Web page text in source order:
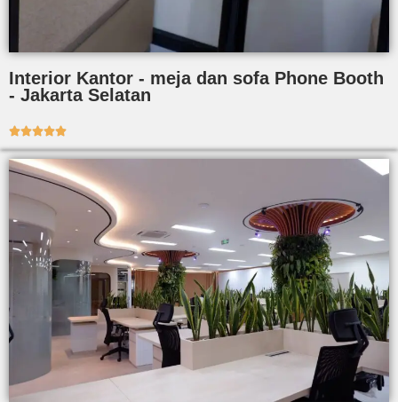
Interior Kantor - meja dan sofa Phone Booth
- Jakarta Selatan
